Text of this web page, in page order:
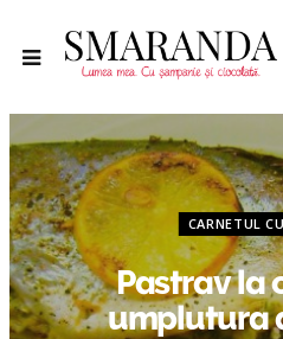
CARNETUL
Pastrav la
umplutura